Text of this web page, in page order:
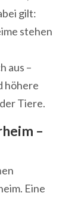
gilt:
stehen
aus –
höhere
Tiere.
–
Eine